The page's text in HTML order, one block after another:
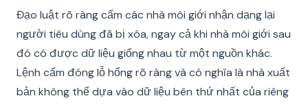
Đạo luật rõ ràng cấm các nhà môi giới nhận dạng lại
người tiêu dùng đã bị xóa, ngay cả khi nhà môi giới sau
đó có được dữ liệu giống nhau từ một nguồn khác.
Lệnh cấm đóng lỗ hổng rõ ràng và có nghĩa là nhà xuất
bản không thể dựa vào dữ liệu bên thứ nhất của riêng